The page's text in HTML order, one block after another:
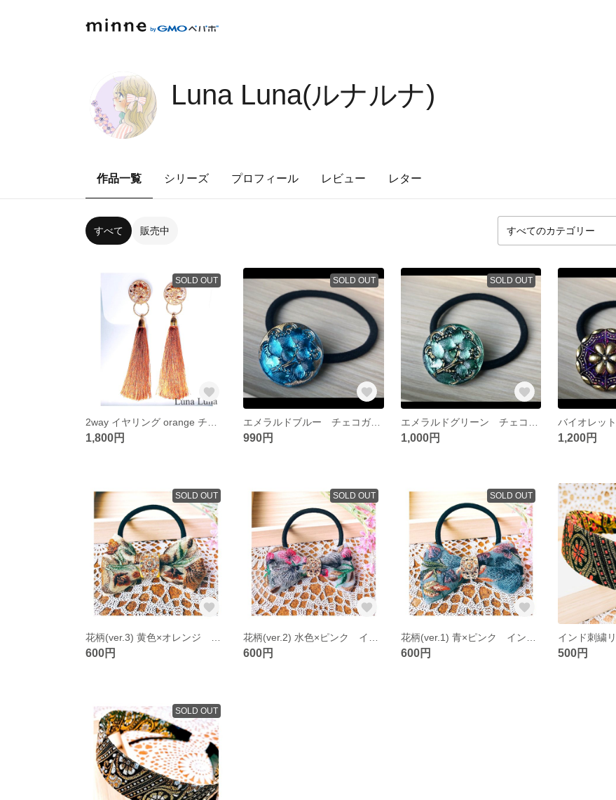
Luna Luna(ルナルナ)
作品一覧 シリーズ プロフィール レビュー レター
すべて 販売中
SOLD OUT
1,800円
SOLD OUT
エメラルドブルー チェコガラスボタン(27㎜) ヘアゴム
990円
SOLD OUT
1,000円 1,200円
SOLD OUT
600円
SOLD OUT
600円
SOLD OUT
600円 500円
SOLD OUT